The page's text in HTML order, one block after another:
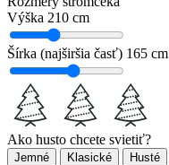
Výška 210 cm
Šírka (najširšia časť) 165 cm
Ako husto chcete svietiť?
Jemné Klasické Husté